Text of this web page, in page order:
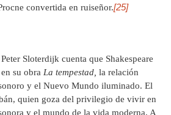
convertida en ruiseñor.[25]
Sloterdijk cuenta que Shakespeare
su obra La tempestad, la relación
y el Nuevo Mundo iluminado. El
quien goza del privilegio de vivir en
y el mundo de la vida moderna. A